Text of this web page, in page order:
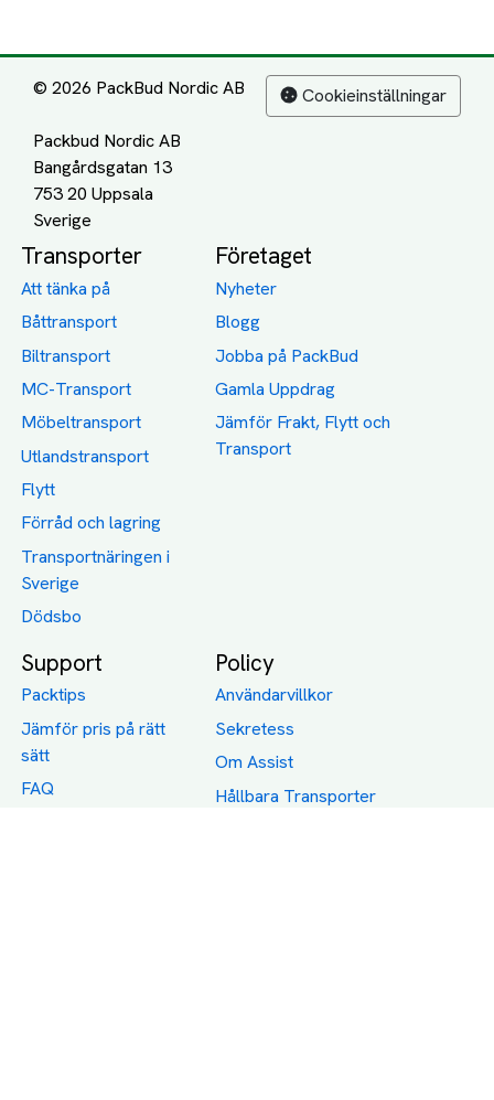
© 2026 PackBud Nordic AB
Packbud Nordic AB
Bangårdsgatan 13
753 20 Uppsala
Cookieinställningar
Transporter
Att tänka på
Båttransport
Biltransport
MC-Transport
Möbeltransport
Utlandstransport
Flytt
Förråd och lagring
Transportnäringen i
Sverige
Dödsbo
Företaget
Nyheter
Blogg
Jobba på PackBud
Gamla Uppdrag
Jämför Frakt, Flytt och
Transport
Support
Packtips
Jämför pris på rätt
sätt
FAQ
Policy
Användarvillkor
Sekretess
Om Assist
Hållbara Transporter